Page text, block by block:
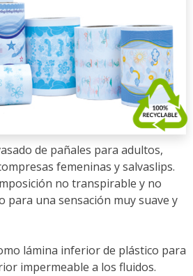
de pañales para adultos,
femeninas y salvaslips.
no transpirable y no
para una sensación muy suave y
lámina inferior de plástico para
impermeable a los fluidos.